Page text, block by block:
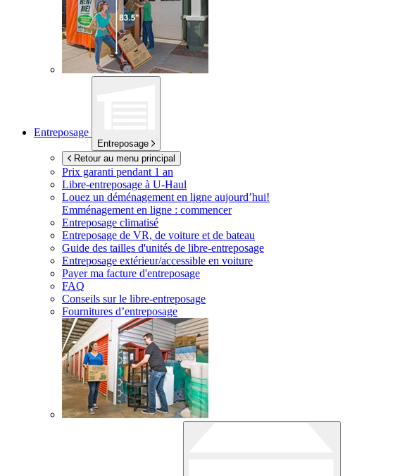
Entreposage
Entreposage
Retour au menu principal
Prix garanti pendant 1 an
Libre-entreposage à U-Haul
Louez un déménagement en ligne aujourd’hui!
Emménagement en ligne : commencer
Entreposage climatisé
Entreposage de VR, de voiture et de bateau
Guide des tailles d'unités de libre-entreposage
Entreposage extérieur/accessible en voiture
Payer ma facture d'entreposage
FAQ
Conseils sur le libre-entreposage
Fournitures d’entreposage